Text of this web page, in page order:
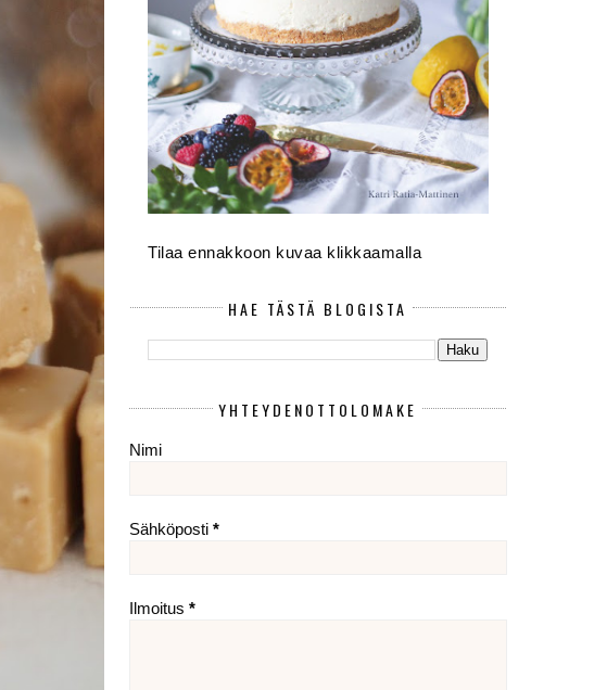
Tilaa ennakkoon kuvaa klikkaamalla
HAE TÄSTÄ BLOGISTA
YHTEYDENOTTOLOMAKE
Nimi
Sähköposti *
Ilmoitus *